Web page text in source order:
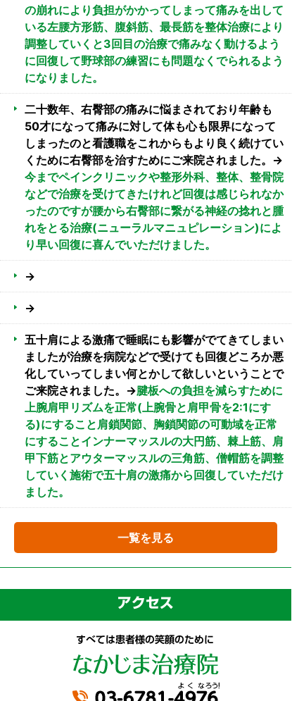
の崩れにより負担がかかってしまって痛みを出して
いる左腰方形筋、腹斜筋、最長筋を整体治療により
調整していくと3回目の治療で痛みなく動けるよう
に回復して野球部の練習にも問題なくでられるよう
になりました。
二十数年、右臀部の痛みに悩まされており年齢も
50才になって痛みに対して体も心も限界になって
しまったのと看護職をこれからもより良く続けてい
くために右臀部を治すためにご来院されました。→
今までペインクリニックや整形外科、整体、整骨院
などで治療を受けてきたけれど回復は感じられなか
ったのですが腰から右臀部に繋がる神経の捻れと腫
れをとる治療(ニューラルマニュピレーション)によ
り早い回復に喜んでいただけました。
→
→
五十肩による激痛で睡眠にも影響がでてきてしまい
ましたが治療を病院などで受けても回復どころか悪
化していってしまい何とかして欲しいということで
ご来院されました。→腱板への負担を減らすために
上腕肩甲リズムを正常(上腕骨と肩甲骨を2:1にす
る)にすること肩鎖関節、胸鎖関節の可動域を正常
にすることインナーマッスルの大円筋、棘上筋、肩
甲下筋とアウターマッスルの三角筋、僧帽筋を調整
していく施術で五十肩の激痛から回復していただけ
ました。
一覧を見る